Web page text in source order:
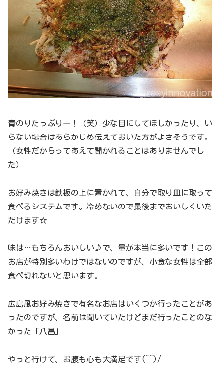
青のりたっぷりー！（笑）少な目にしてほしかったり、い
らない場合はあらかじめ伝えておいた方がよさそうです。
（女性だからってあえて聞かれることはありませんでし
た）
お好み焼きは鉄板の上に置かれて、自分で取り皿に取って
食べるシステムです。冷めないので最後までおいしくいた
だけます☆
味は…もちろんおいしい♪で、量が本当に多いです！この
お店が特別多いわけではないのですが、小食な女性は全部
食べ切れないと思います。
広島風お好み焼きで有名なお店はいくつか行ったことがあ
ったのですが、名前は聞いていたけどまだ行ったことのな
かった「八昌」
やっと行けて、お腹も心も大満足です(^^)/